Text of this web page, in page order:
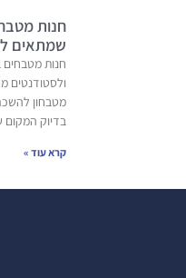
חנות
שמתאים
חנות
ולסטודנטים
מטבחון
בדיוק
קרא עוד »